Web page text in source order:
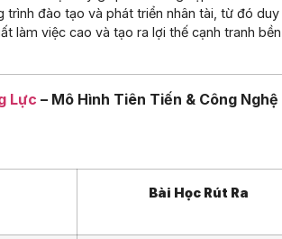
trình đào tạo và phát triển nhân tài, từ đó duy
làm việc cao và tạo ra lợi thế cạnh tranh bền
Lực – Mô Hình Tiên Tiến & Công Nghệ
Bài Học Rút Ra